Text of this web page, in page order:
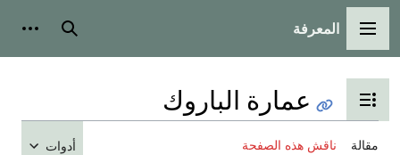
القائمة الرئيسية
المعرفة بحث
تبديل عرض جدول المحتويات
عمارة الباروك
مقالة ناقش هذه الصفحة أدوات